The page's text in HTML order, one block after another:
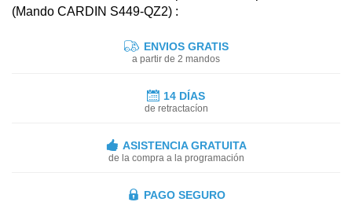
(Mando CARDIN S449-QZ2) :
ENVIOS GRATIS
a partir de 2 mandos
14 DÍAS
de retractacíon
ASISTENCIA GRATUITA
de la compra a la programación
PAGO SEGURO